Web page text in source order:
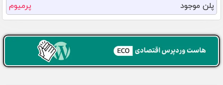
پلن موجود
پرمیوم